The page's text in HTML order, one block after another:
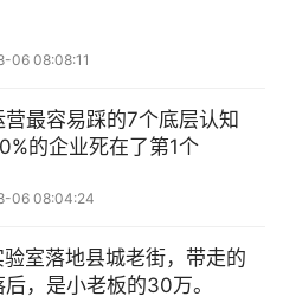
06 08:08:11
营最容易踩的7个底层认知
的企业死在了第1个
06 08:04:24
室落地县城老街，带走的
，是小老板的30万。